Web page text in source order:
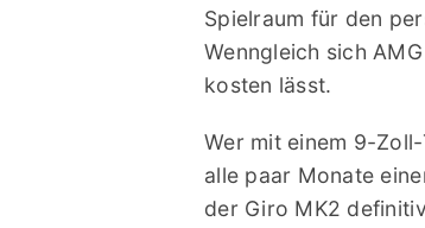
Spielraum für den
Wenngleich sich
kosten lässt.
Wer mit einem 9-
alle paar Monate
der Giro MK2